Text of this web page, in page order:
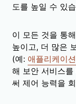
도를 높일 수 있
이 모든 것을 통
높이고, 더 많은
(예: 애플리케이
해 보안 서비스
써 제어 능력을